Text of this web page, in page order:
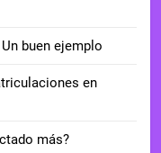
buen ejemplo
en
más?